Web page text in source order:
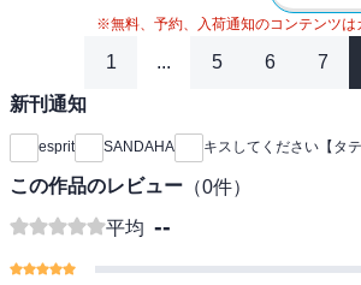
※無料、予約、入荷通知のコンテンツは
1 ... 5 6 7
新刊通知
esprit SANDAHA キスしてください【タテ
この作品のレビュー （0件）
平均 --